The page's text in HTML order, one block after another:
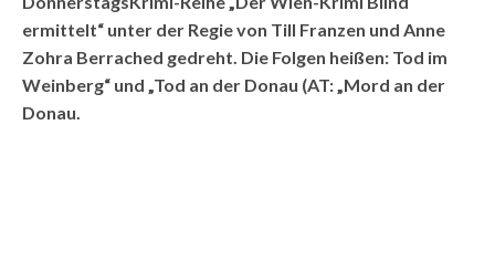
ermittelt“ unter der Regie von Till Franzen und Anne
Zohra Berrached gedreht. Die Folgen heißen: Tod im
Weinberg“ und „Tod an der Donau (AT: „Mord an der
Donau.